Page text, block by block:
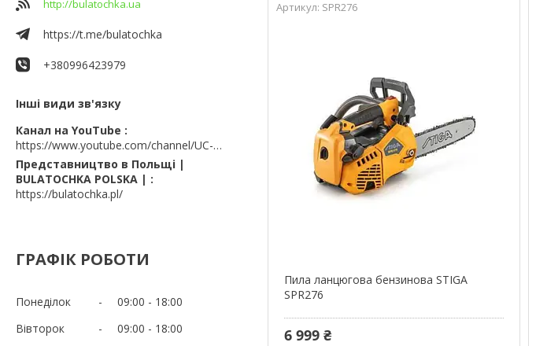
http://bulatochka.ua
https://t.me/bulatochka
+380996423979
Інші види зв'язку
Канал на YouTube
https://www.youtube.com/channel/UC-wGHI7OMJKRqSnjCrbeWMQ
Представництво в Польщі |
BULATOCHKA POLSKA |
https://bulatochka.pl/
ГРАФІК РОБОТИ
Понеділок 09:00
18:00
Вівторок
09:00
18:00
SPR276
Пила ланцюгова бензинова STIGA
SPR276
6 999 ₴